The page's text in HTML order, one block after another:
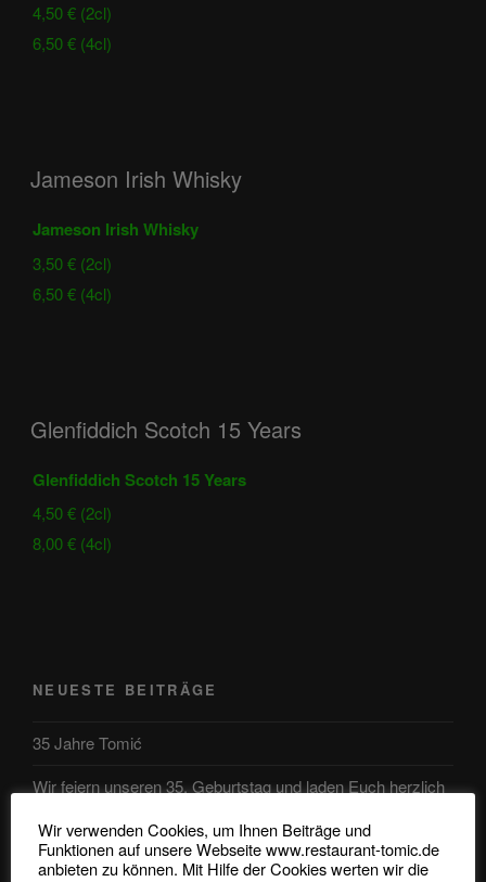
4,50 € (2cl)
6,50 € (4cl)
Jameson Irish Whisky
Jameson Irish Whisky
3,50 € (2cl)
6,50 € (4cl)
Glenfiddich Scotch 15 Years
Glenfiddich Scotch 15 Years
4,50 € (2cl)
8,00 € (4cl)
NEUESTE BEITRÄGE
35 Jahre Tomić
Wir feiern unseren 35. Geburtstag und laden Euch herzlich
Ab sofort bieten wir auch alle Speisen außer Haus an.
Wir verwenden Cookies, um Ihnen Beiträge und
Funktionen auf unsere Webseite www.restaurant-tomic.de
anbieten zu können. Mit Hilfe der Cookies werten wir die